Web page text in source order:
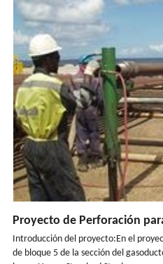
Proyecto de Perforación
Introducción del proyecto:En el
de bloque 5 de la sección del